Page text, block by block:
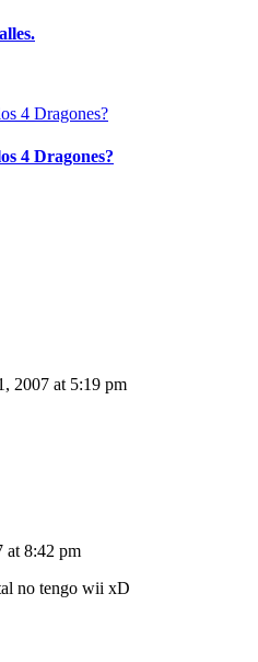
4 Dragones?
2007 at 5:19 pm
at 8:42 pm
no tengo wii xD